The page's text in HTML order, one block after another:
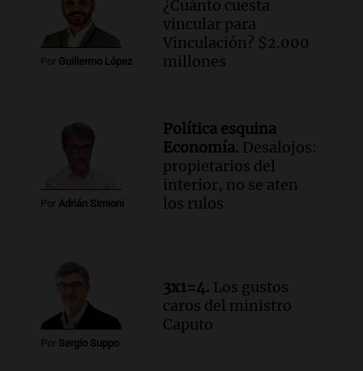
Audio. Murió Jorge Messi
Una mañana para todos
Episodios
contra el tiempo: necesita un trasplante
para poder seguir viviend
Una mañana para todos
Episodios
Audio.Estiman que la inflación nacional
Una mañana para todos
Episodios
Audio.Altas Cumbres: rescataron a una
cabra que llevaba ocho días atrapada en
un precipicio
Por Guillermo López
¿Cuánto cuesta
vincular para
Vinculación? $2.000
millones
Por Adrián Simioni
Política esquina
Economía. Desalojos:
propietarios del
interior, no se aten
los rulos
Por Sergio Suppo
3x1=4. Los gustos
caros del ministro
Caputo